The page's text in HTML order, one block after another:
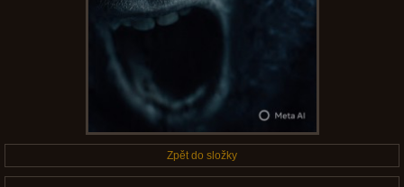
Zpět do složky